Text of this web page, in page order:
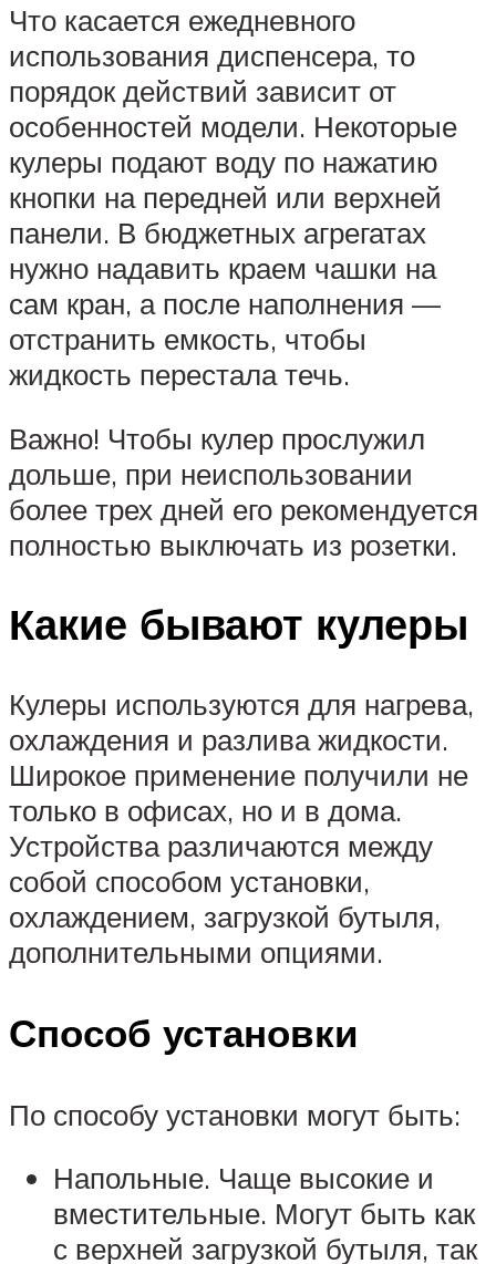
Что касается ежедневного
использования диспенсера, то
порядок действий зависит от
особенностей модели. Некоторые
кулеры подают воду по нажатию
кнопки на передней или верхней
панели. В бюджетных агрегатах
нужно надавить краем чашки на
сам кран, а после наполнения —
отстранить емкость, чтобы
жидкость перестала течь.
Важно! Чтобы кулер прослужил
дольше, при неиспользовании
более трех дней его рекомендуется
полностью выключать из розетки.
Какие бывают кулеры
Кулеры используются для нагрева,
охлаждения и разлива жидкости.
Широкое применение получили не
только в офисах, но и в дома.
Устройства различаются между
собой способом установки,
охлаждением, загрузкой бутыля,
дополнительными опциями.
Способ установки
По способу установки могут быть:
Напольные. Чаще высокие и
вместительные. Могут быть как
с верхней загрузкой бутыля, так